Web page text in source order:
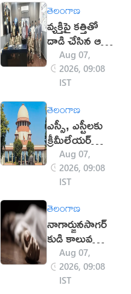
తెలంగాణ
వ్యక్తిపై కత్తితో
దాడి చేసిన ఆటో
డ్రైవర్‌
Aug 07,
2026, 09:08
IST
తెలంగాణ
ఎస్సీ, ఎస్టీలకు
క్రీమీలేయర్‌
వర్తించదు..
సుప్రీంకోర్టులో
కేంద్రం
Aug 07,
2026, 09:08
IST
తెలంగాణ
నాగార్జునసాగర్
కుడి కాలువ
దగ్గర యువతి
హత్య
Aug 07,
2026, 09:08
IST